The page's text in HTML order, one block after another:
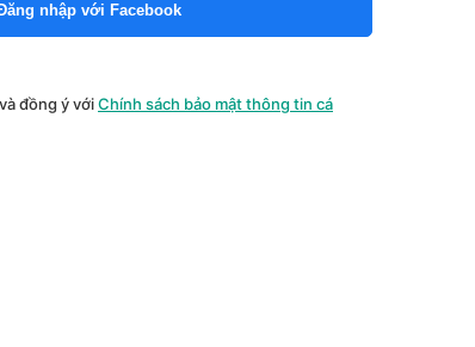
nhập với Facebook
đồng ý vớiChính sách bảo mật thông tin cá